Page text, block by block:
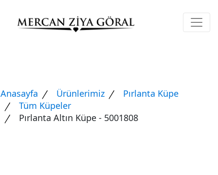
Anasayfa Ürünlerimiz
Pırlanta Küpe
Tüm Küpeler
Pırlanta Altın Küpe - 5001808